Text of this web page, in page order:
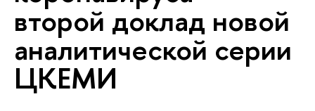
второй доклад новой
аналитической серии
ЦКЕМИ